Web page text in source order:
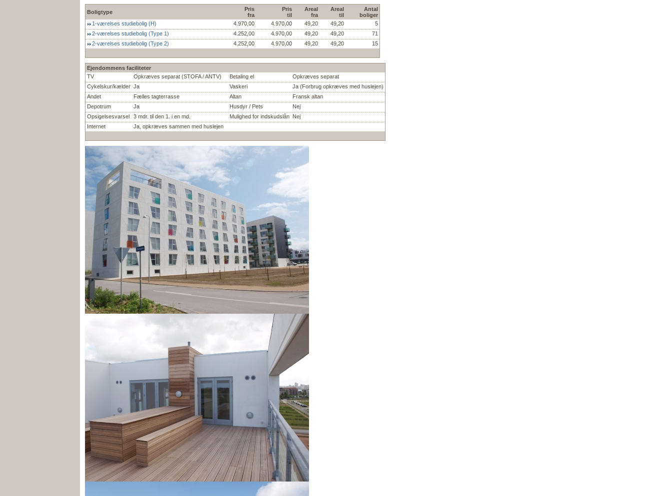
Boligtype
Pris
fra
Pris
til
Areal
fra
Areal
til
Antal
boliger
1-værelses studiebolig (H)
4.970,00 4.970,00 49,20 49,20
5
2-værelses studiebolig (Type 1)
4.252,00 4.970,00 49,20 49,20
71
2-værelses studiebolig (Type 2)
4.252,00 4.970,00 49,20 49,20 15
Ejendommens faciliteter
TV
Opkræves separat (STOFA / ANTV) Betaling el
Opkræves separat
Cykelskur/kælder Ja Vaskeri
Ja (Forbrug opkræves med huslejen)
Andet
Fælles tagterrasse Altan
Fransk altan
Depotrum
Ja Husdyr / Pets
Nej
Opsigelsesvarsel
3 mdr. til den 1. i en md. Mulighed for indskudslån Nej
Internet
Ja, opkræves sammen med huslejen